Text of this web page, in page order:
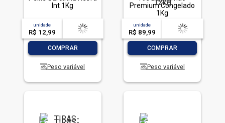
Int 1Kg
unidade
R$ 12,99
acima de
-- --,--un.
COMPRAR
Peso variável
Premium Congelado
1Kg
unidade
R$ 89,99
acima de
-- --,--un.
COMPRAR
Peso variável